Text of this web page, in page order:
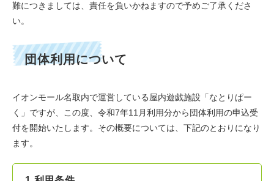
難につきましては、責任を負いかねますので予めご了承くださ
い。
団体利用について
イオンモール名取内で運営している屋内遊戯施設「なとりぱー
く」ですが、この度、令和7年11月利用分から団体利用の申込受
付を開始いたします。その概要については、下記のとおりになり
ます。